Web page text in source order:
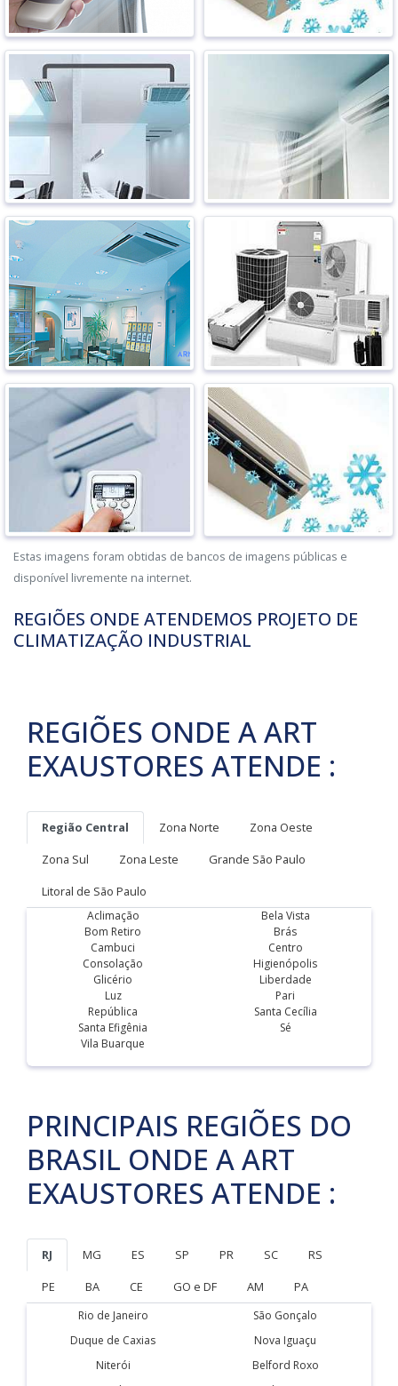
Estas imagens foram obtidas de bancos de imagens públicas e
disponível livremente na internet.
REGIÕES ONDE ATENDEMOS PROJETO DE
CLIMATIZAÇÃO INDUSTRIAL
REGIÕES ONDE A ART
EXAUSTORES ATENDE :
Região Central Zona Norte
Zona Oeste
Zona Sul
Zona Leste
Grande São Paulo
Litoral de São Paulo
Aclimação
Bela Vista
Bom Retiro
Brás
Cambuci
Centro
Consolação
Higienópolis
Glicério
Liberdade
Luz
Pari
República
Santa Cecília
Santa Efigênia
Sé
Vila Buarque
PRINCIPAIS REGIÕES DO
BRASIL ONDE A ART
EXAUSTORES ATENDE :
RJ MG ES SP PR SC
RS
PE
BA CE GO e DF AM PA
Rio de Janeiro
São Gonçalo
Duque de Caxias
Nova Iguaçu
Niterói
Belford Roxo